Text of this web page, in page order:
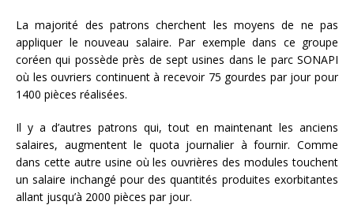
La majorité des patrons cherchent les moyens de ne pas
appliquer le nouveau salaire. Par exemple dans ce groupe
coréen qui possède près de sept usines dans le parc SONAPI
où les ouvriers continuent à recevoir 75 gourdes par jour pour
1400 pièces réalisées.
Il y a d’autres patrons qui, tout en maintenant les anciens
salaires, augmentent le quota journalier à fournir. Comme
dans cette autre usine où les ouvrières des modules touchent
un salaire inchangé pour des quantités produites exorbitantes
allant jusqu’à 2000 pièces par jour.